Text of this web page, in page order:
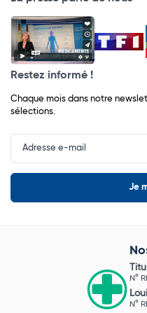
Restez informé !
Chaque mois dans notre
sélections.
Input
Newsletter
N°
N°